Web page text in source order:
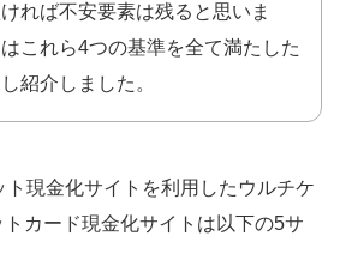
れば不安要素は残ると思いま
これら4つの基準を全て満たした
紹介しました。
現金化サイトを利用したウルチケ
カード現金化サイトは以下の5サ